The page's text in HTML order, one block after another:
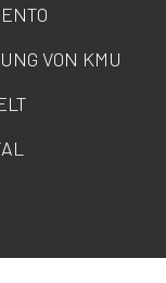
VON KMU